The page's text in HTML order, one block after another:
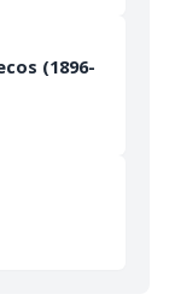
(1896-